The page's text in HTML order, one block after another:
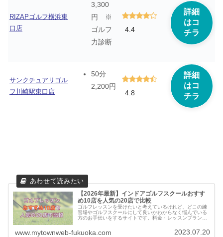
RIZAPゴルフ横浜東
口店
3,300
円 ※
ゴルフ
力診断
4.4
詳細
はコ
チラ
サンクチュアリゴル
フ川崎駅東口店
50分
2,200円
4.8
詳細
はコ
チラ
【2026年最新】インドアゴルフスクールおすす
め10店を人気の20店で比較
ゴルフレッスンを受けたいと考えているけれど、どこの練
習場やゴルフスクールにして良いかわからなく悩んでいる
方のお手伝いをするサイトです。料金・レッスンプランの
www.mytownweb-fukuoka.com 2023.07.20